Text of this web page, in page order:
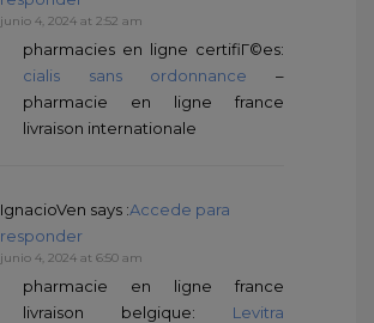
junio 4, 2024 at 2:52 am
pharmacies en ligne certifiГ©es:
cialis sans ordonnance –
pharmacie en ligne france
livraison internationale
IgnacioVen says :Accede para
responder
junio 4, 2024 at 6:50 am
pharmacie en ligne france
livraison belgique: Levitra